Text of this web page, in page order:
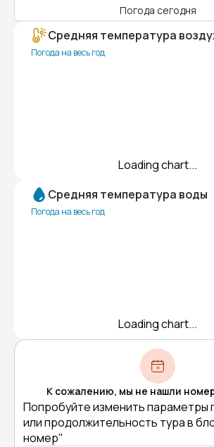
Погода сегодня
Средняя температура
Погода на весь год
Loading chart...
Средняя температура воды
Погода на весь год
Loading chart...
К сожалению, мы не нашли
Попробуйте изменить параметры
или продолжительность тура в
номер"